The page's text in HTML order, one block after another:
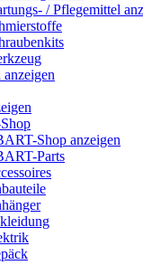
/ Pflegemittel
Shop anzeigen
Parts